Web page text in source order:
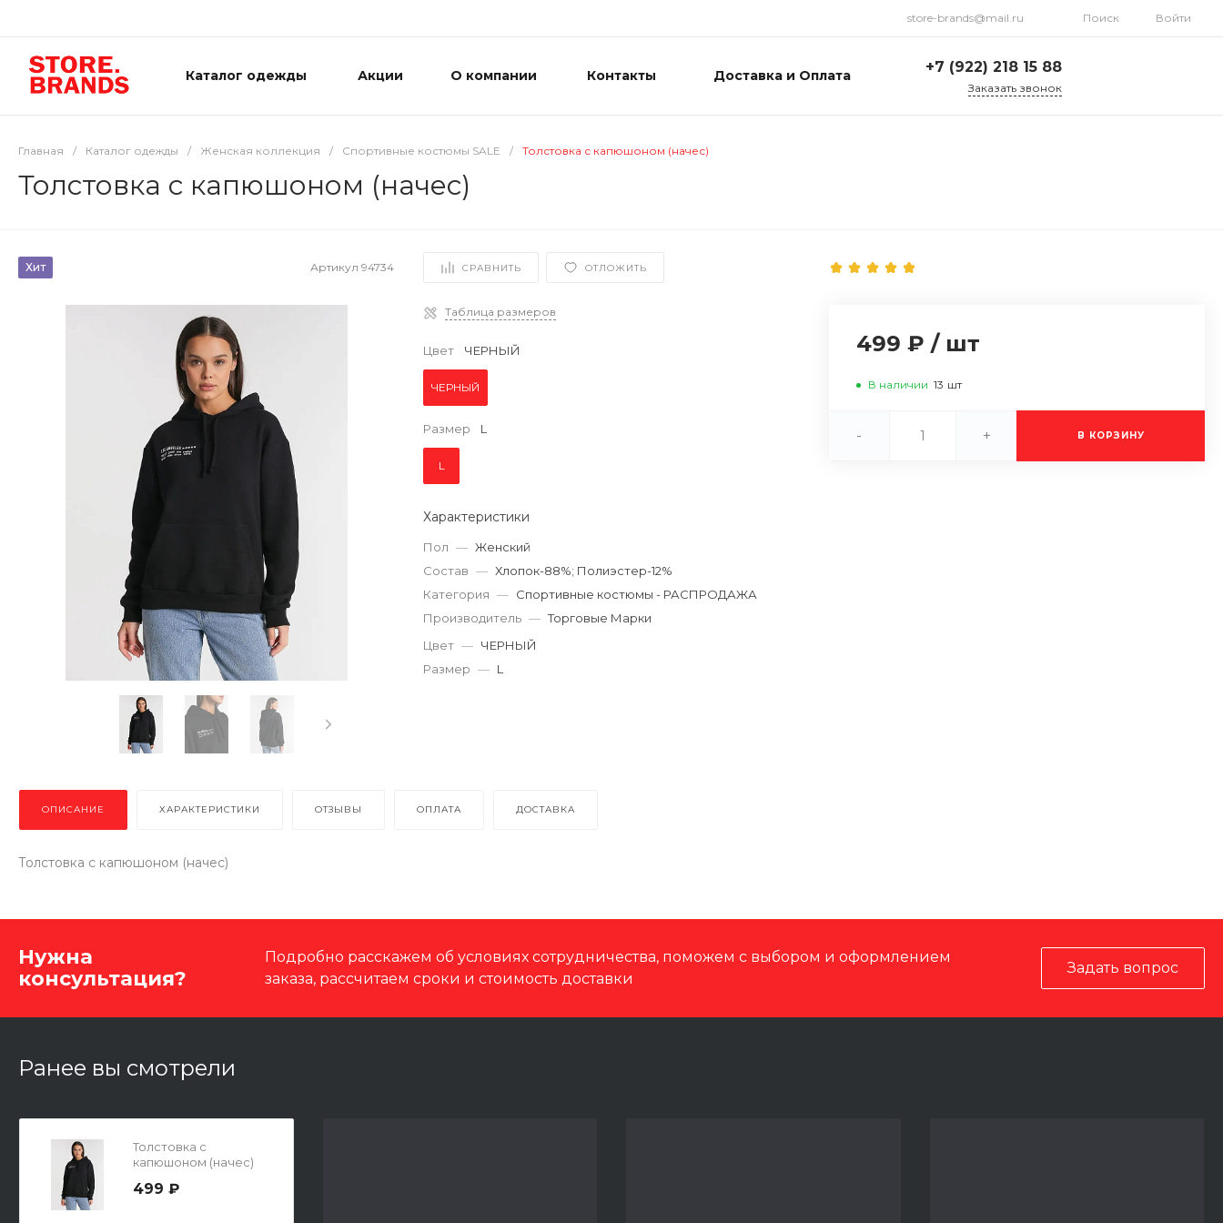
store-brands@mail.ru Поиск Войти
Каталог одежды Акции О компании Контакты Доставка и Оплата
+7 (922) 218 15 88
Заказать звонок
Главная / Каталог одежды / Женская коллекция / Спортивные костюмы SALE / Толстовка с капюшоном (начес)
Толстовка с капюшоном (начес)
Хит Артикул94734 СРАВНИТЬ ОТЛОЖИТЬ
Таблица размеров
Цвет ЧЕРНЫЙ
ЧЕРНЫЙ
Размер L
L
Характеристики
Пол — Женский
Состав — Хлопок-88%; Полиэстер-12%
Категория — Спортивные костюмы - РАСПРОДАЖА
Производитель — Торговые Марки
Цвет — ЧЕРНЫЙ
Размер — L
499 ₽ / шт
В наличии 13 шт
- + В КОРЗИНУ
ОПИСАНИЕ ХАРАКТЕРИСТИКИ ОТЗЫВЫ ОПЛАТА ДОСТАВКА
Толстовка с капюшоном (начес)
Нужна
консультация?
Подробно расскажем об условиях сотрудничества, поможем с выбором и оформлением
заказа, рассчитаем сроки и стоимость доставки
Задать вопрос
Ранее вы смотрели
Толстовка с
капюшоном (начес)
499 ₽